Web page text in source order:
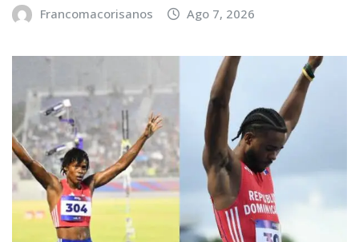
Francomacorisanos Ago 7, 2026